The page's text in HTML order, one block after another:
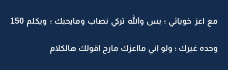
مع اعز خويائي ؛ بس والله تركي نصاب ومايحبك ؛ ويكلم 150
وحده غيرك ؛ ولو اني مااعزك مارح اقولك هالكلام